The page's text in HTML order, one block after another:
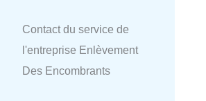
Contact du service de
l'entreprise Enlèvement
Des Encombrants